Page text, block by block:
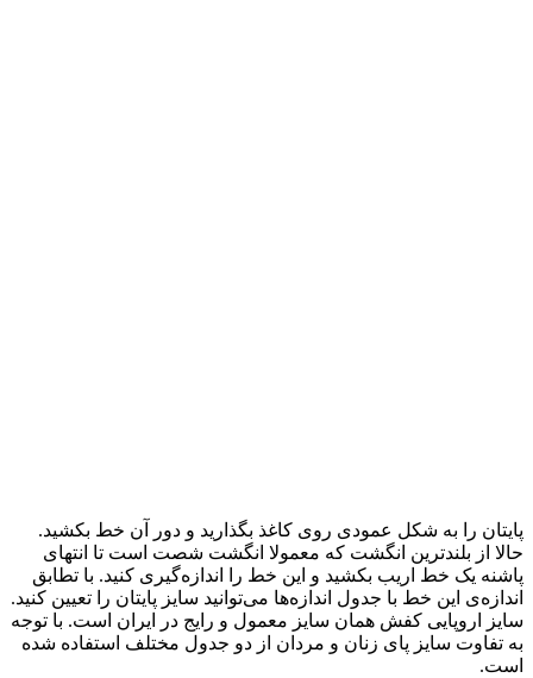
پایتان را به شکل عمودی روی کاغذ بگذارید و دور آن خط بکشید.
حالا از بلند‌ترین انگشت که معمولا انگشت شصت است تا انتهای
پاشنه یک خط اریب بکشید و این خط را اندازه‌‌گیری کنید. با تطابق
اندازه‌ی این خط با جدول اندازه‌ها می‌توانید سایز پایتان را تعیین کنید.
سایز اروپایی کفش همان سایز معمول و رایج در ایران است. با توجه
به تفاوت سایز پای زنان و مردان از دو جدول مختلف استفاده شده
است.